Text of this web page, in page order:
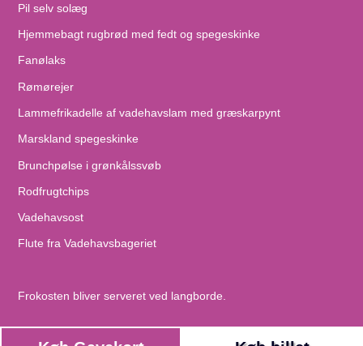
Pil selv solæg
Hjemmebagt rugbrød med fedt og spegeskinke
Fanølaks
Rømørejer
Lammefrikadelle af vadehavslam med græskarpynt
Marskland spegeskinke
Brunchpølse i grønkålssvøb
Rodfrugtchips
Vadehavsost
Flute fra Vadehavsbageriet
Frokosten bliver serveret ved langborde.